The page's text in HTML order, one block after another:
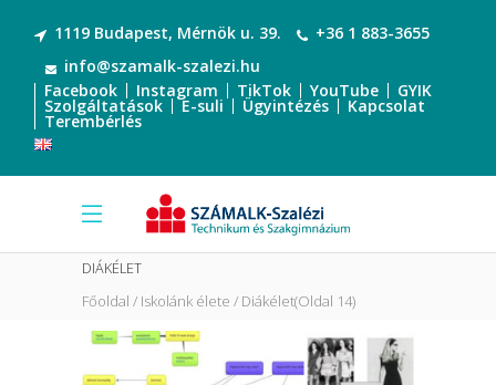
1119 Budapest, Mérnök u. 39.
+36 1 883-3655
info@szamalk-szalezi.hu
Facebook
Instagram TikTok YouTube GYIK
Szolgáltatások E-suli Ügyintézés Kapcsolat
Terembérlés
DIÁKÉLET
Főoldal Iskolánk élete Diákélet(Oldal 14)